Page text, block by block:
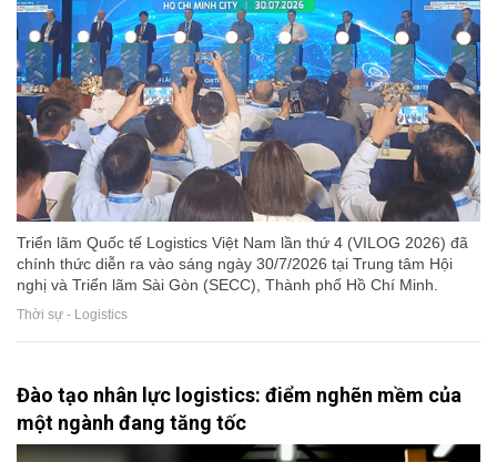
Triển lãm Quốc tế Logistics Việt Nam lần thứ 4 (VILOG 2026) đã
chính thức diễn ra vào sáng ngày 30/7/2026 tại Trung tâm Hội
nghị và Triển lãm Sài Gòn (SECC), Thành phố Hồ Chí Minh.
Thời sự - Logistics
Đào tạo nhân lực logistics: điểm nghẽn mềm của
một ngành đang tăng tốc